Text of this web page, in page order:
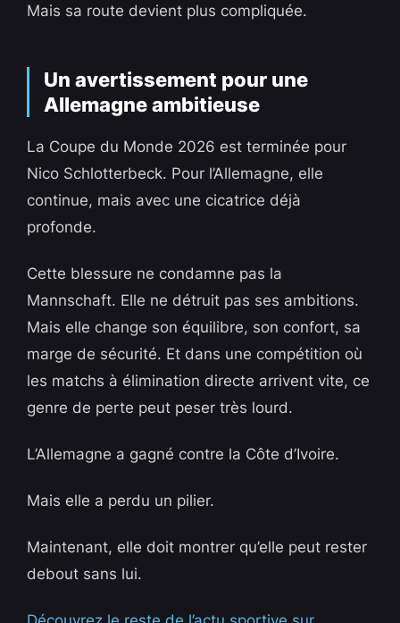
Mais sa route devient plus compliquée.
Un avertissement pour une
Allemagne ambitieuse
La Coupe du Monde 2026 est terminée pour
Nico Schlotterbeck. Pour l’Allemagne, elle
continue, mais avec une cicatrice déjà
profonde.
Cette blessure ne condamne pas la
Mannschaft. Elle ne détruit pas ses ambitions.
Mais elle change son équilibre, son confort, sa
marge de sécurité. Et dans une compétition où
les matchs à élimination directe arrivent vite, ce
genre de perte peut peser très lourd.
L’Allemagne a gagné contre la Côte d’Ivoire.
Mais elle a perdu un pilier.
Maintenant, elle doit montrer qu’elle peut rester
debout sans lui.